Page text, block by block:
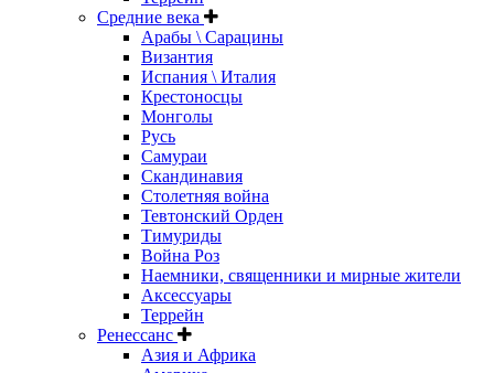
Средние века
Арабы \ Сарацины
Византия
Испания \ Италия
Крестоносцы
Монголы
Русь
Самураи
Скандинавия
Столетняя война
Тевтонский Орден
Тимуриды
Война Роз
Наемники, священники и мирные жители
Аксессуары
Террейн
Ренессанс
Азия и Африка